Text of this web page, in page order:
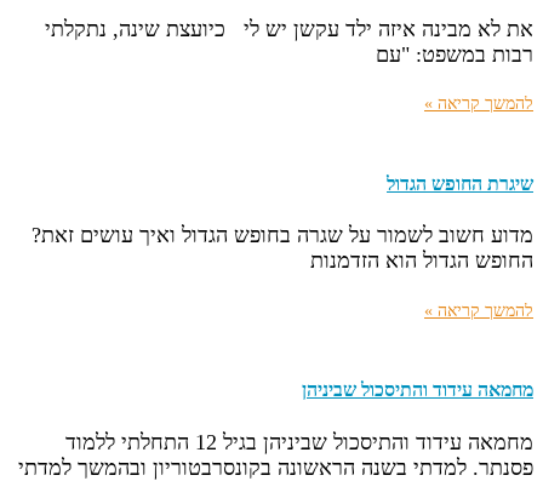
את לא מבינה איזה ילד עקשן יש לי כיועצת שינה, נתקלתי
רבות במשפט: "עם
להמשך קריאה »
שיגרת החופש הגדול
מדוע חשוב לשמור על שגרה בחופש הגדול ואיך עושים זאת?
החופש הגדול הוא הזדמנות
להמשך קריאה »
מחמאה עידוד והתיסכול שביניהן
מחמאה עידוד והתיסכול שביניהן בגיל 12 התחלתי ללמוד
פסנתר. למדתי בשנה הראשונה בקונסרבטוריון ובהמשך למדתי